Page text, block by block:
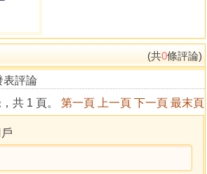
(共0條評論)
表評論
共 1 頁。 第一頁 上一頁 下一頁 最末頁